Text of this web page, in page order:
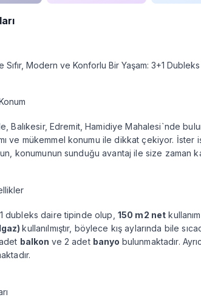
Sıfır, Modern ve Konforlu Bir Yaşam: 3+1
Balıkesir, Edremit, Hamidiye Mahalesi`nde
ve mükemmel konumu ile dikkat çekiyor.
konumunun sunduğu avantaj ile size zaman
dubleks daire tipinde olup, 150 m2 net
kullanılmıştır, böylece kış aylarında bile
balkon ve 2 adet banyo bulunmaktadır.